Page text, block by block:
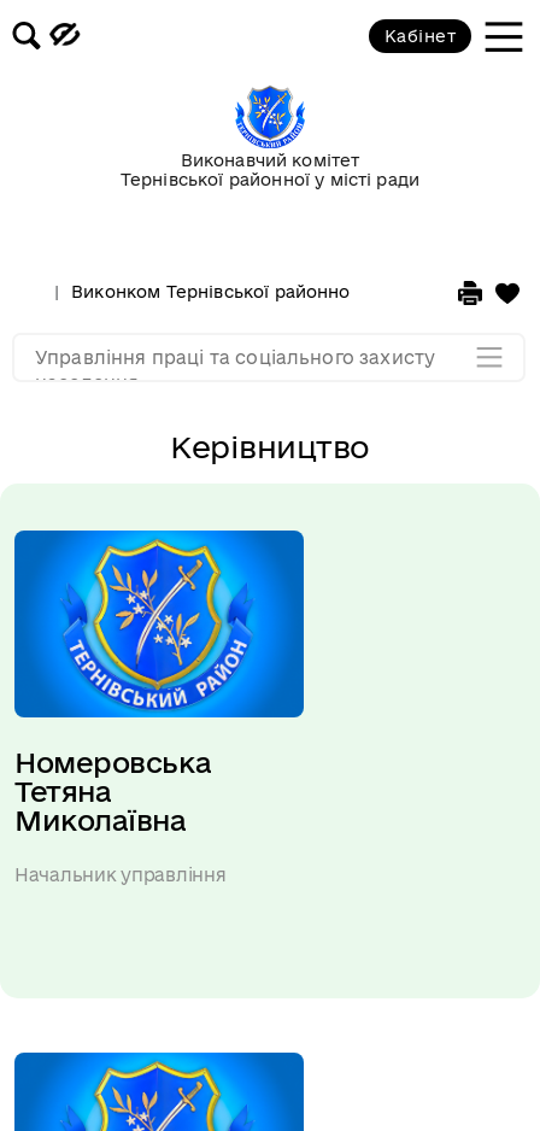
Виконавчий комітет
Тернівської районної у місті ради
Кабінет
Виконком Тернівської районної у місті ради
Керівництво
Номеровська
Тетяна
Миколаївна
Начальник управління
Управління праці та соціального захисту
населення
Відділ соціально-трудових
відносин
Відділ соціальної підтримки
Відділ правового забезпечення
Мапа розділу